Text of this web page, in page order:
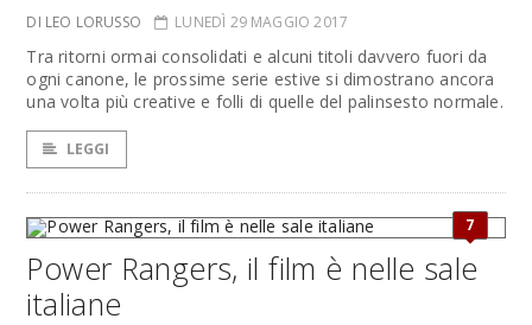
DI LEO LORUSSO LUNEDÌ 29 MAGGIO 2017
Tra ritorni ormai consolidati e alcuni titoli davvero fuori da
ogni canone, le prossime serie estive si dimostrano ancora
una volta più creative e folli di quelle del palinsesto normale.
LEGGI
7
Power Rangers, il film è nelle sale
italiane